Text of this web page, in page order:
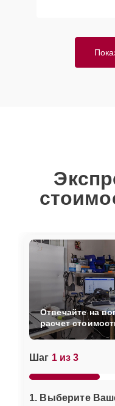
Шаг 1 из 3
1. Выберите
Отвечайте на
расчет